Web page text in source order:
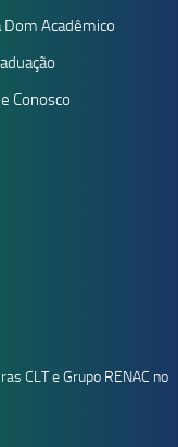
Dom Acadêmico
Conosco
CLT e Grupo RENAC no